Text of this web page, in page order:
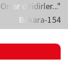
diridirler..."
Bakara-154